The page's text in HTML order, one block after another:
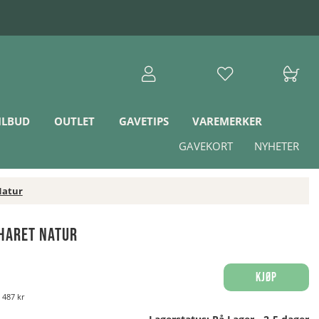
OUTLET GAVETIPS
VAREMERKER
NYHETER
GAVEKORT
Natur
487 kr
Kjøp